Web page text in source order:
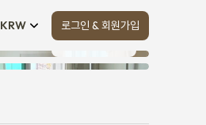
KRW 로그인 & 회원가입
모두 보기 (14)